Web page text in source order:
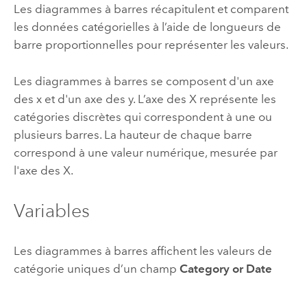
Les diagrammes à barres récapitulent et comparent
les données catégorielles à l’aide de longueurs de
barre proportionnelles pour représenter les valeurs.
Les diagrammes à barres se composent d'un axe
des x et d'un axe des y. L’axe des X représente les
catégories discrètes qui correspondent à une ou
plusieurs barres. La hauteur de chaque barre
correspond à une valeur numérique, mesurée par
l'axe des X.
Variables
Les diagrammes à barres affichent les valeurs de
catégorie uniques d’un champ Category or Date